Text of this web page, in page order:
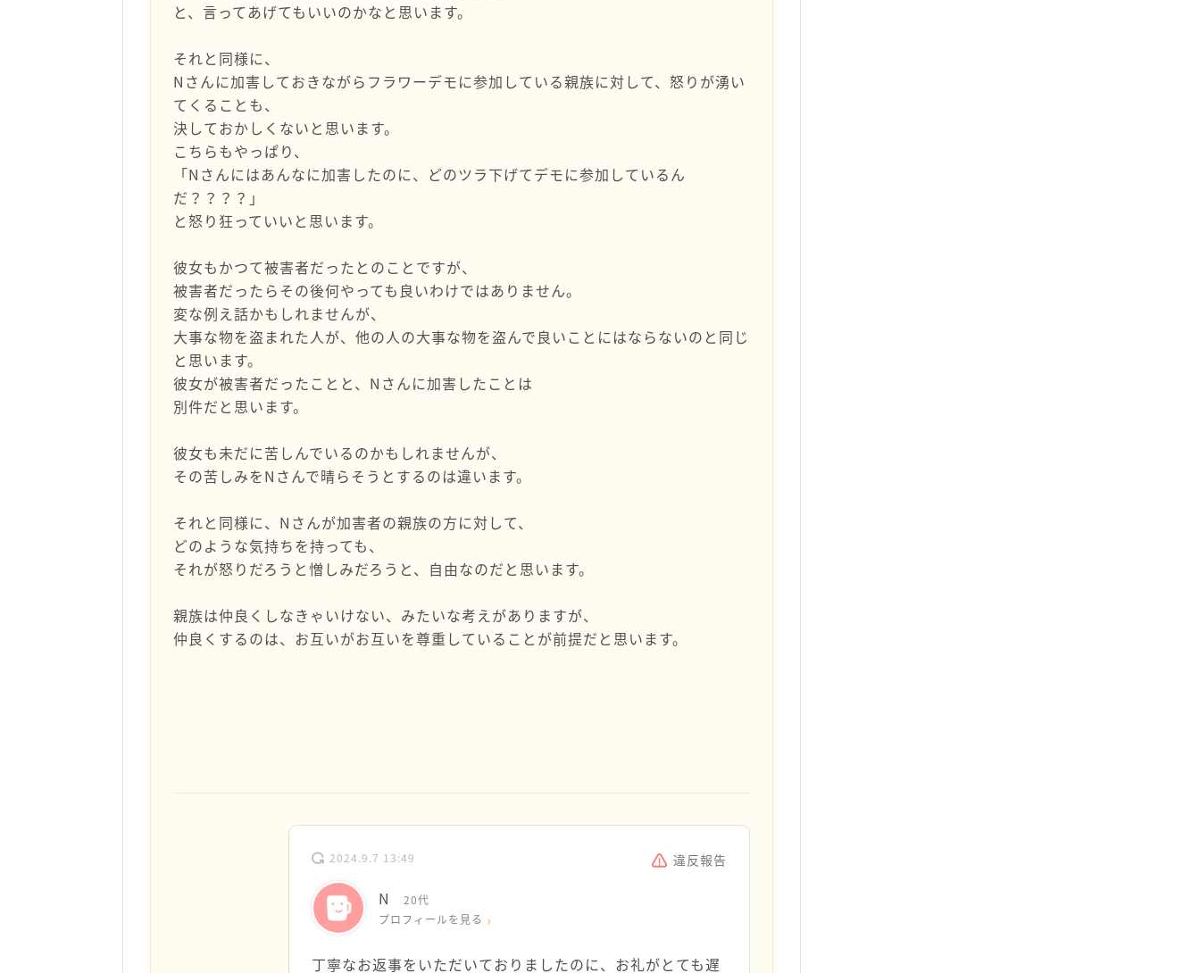
と、言ってあげてもいいのかなと思います。
それと同様に、
Nさんに加害しておきながらフラワーデモに参加している親族に対して、怒りが湧い
てくることも、
決しておかしくないと思います。
こちらもやっぱり、
「Nさんにはあんなに加害したのに、どのツラ下げてデモに参加しているん
だ？？？？」
と怒り狂っていいと思います。
彼女もかつて被害者だったとのことですが、
被害者だったらその後何やっても良いわけではありません。
変な例え話かもしれませんが、
大事な物を盗まれた人が、他の人の大事な物を盗んで良いことにはならないのと同じ
と思います。
彼女が被害者だったことと、Nさんに加害したことは
別件だと思います。
彼女も未だに苦しんでいるのかもしれませんが、
その苦しみをNさんで晴らそうとするのは違います。
それと同様に、Nさんが加害者の親族の方に対して、
どのような気持ちを持っても、
それが怒りだろうと憎しみだろうと、自由なのだと思います。
親族は仲良くしなきゃいけない、みたいな考えがありますが、
仲良くするのは、お互いがお互いを尊重していることが前提だと思います。
2024.9.7 13:49 違反報告
N
20代
プロフィールを見る
丁寧なお返事をいただいておりましたのに、お礼がとても遅